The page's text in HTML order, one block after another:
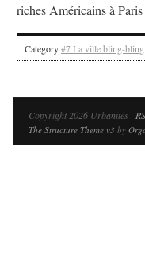
riches Américains à
Category#7 La ville bling-bling
Copyright 2026 Urbanités ·
The Structure Theme v3 by